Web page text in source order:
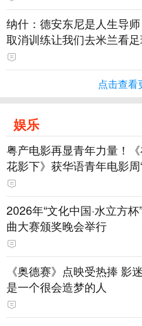
纳什：德安东尼是人生导
取消训练让我们去米兰看
点击查看
娱乐
粤产电影再显青年力量！
花影下》获华语青年电影周
人”荣誉
2026年“文化中国·水立方杯
曲大赛颁奖晚会举行
《奥德赛》点映受热捧 影
是一个很会造梦的人